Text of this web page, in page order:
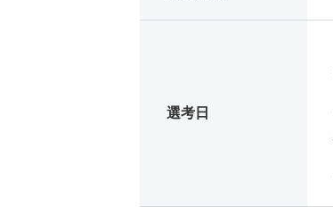
選考日